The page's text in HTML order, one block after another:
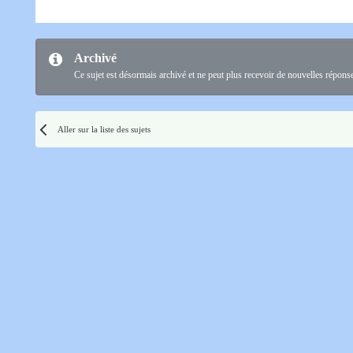
Archivé
Ce sujet est désormais archivé et ne peut plus recevoir de nouvelles
Aller sur la liste des sujets